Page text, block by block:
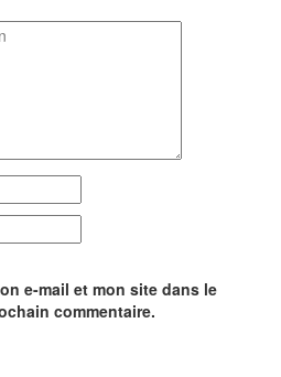
e-mail et mon site dans le
commentaire.